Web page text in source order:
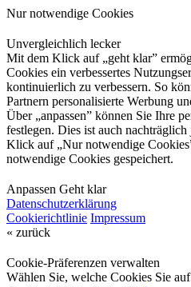
Nur notwendige Cookies
Unvergleichlich lecker
Mit dem Klick auf „geht klar”
Cookies ein verbessertes
kontinuierlich zu verbessern. So
Partnern personalisierte Werbung
Über „anpassen” können Sie Ihre
festlegen. Dies ist auch
Klick auf „Nur notwendige
notwendige Cookies gespeichert.
Anpassen Geht klar
Datenschutzerklärung
Cookierichtlinie Impressum
« zurück
Cookie-Präferenzen verwalten
Wählen Sie, welche Cookies Sie